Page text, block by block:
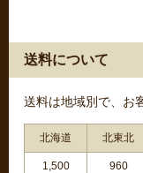
送料について
送料は地域別で、お
北海道 北東北
1,500 960